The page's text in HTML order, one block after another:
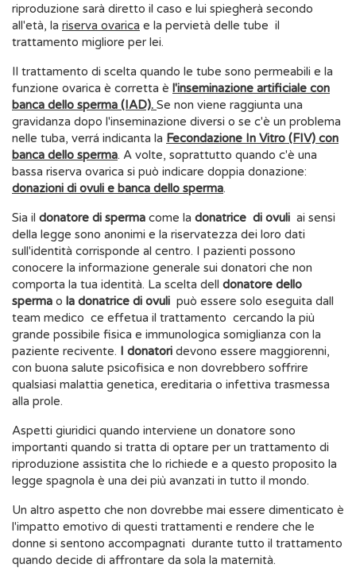
riproduzione sarà diretto il caso e lui spiegherà secondo
all'età, la riserva ovarica
trattamento migliore per lei.
Il trattamento di scelta quando le tube sono permeabili e la
funzione ovarica è corretta è l'inseminazione artificiale con
banca dello sperma (IAD). Se non viene raggiunta una
gravidanza dopo l'inseminazione diversi o se c'è un problema
nelle tuba, verrá indicanta la Fecondazione In Vitro (FIV) con
banca dello sperma. A volte, soprattutto quando c'è una
bassa riserva ovarica si può indicare doppia donazione:
donazioni di ovuli e banca dello sperma.
Sia il donatore di sperma come la donatrice di ovuli ai sensi
della legge sono anonimi e la riservatezza dei loro dati
sull'identità corrisponde al centro. I pazienti possono
conocere la informazione generale sui donatori che non
comporta la tua identità. La scelta dell donatore dello
sperma o la donatrice di ovuli può essere solo eseguita dall
team medico ce effetua il trattamento cercando la più
grande possibile fisica e immunologica somiglianza con la
paziente recivente. I donatori devono essere maggiorenni,
con buona salute psicofisica e non dovrebbero soffrire
qualsiasi malattia genetica, ereditaria o infettiva trasmessa
alla prole.
Aspetti giuridici quando interviene un donatore sono
importanti quando si tratta di optare per un trattamento di
riproduzione assistita che lo richiede e a questo proposito la
legge spagnola è una dei più avanzati in tutto il mondo.
Un altro aspetto che non dovrebbe mai essere dimenticato è
l'impatto emotivo di questi trattamenti e rendere che le
donne si sentono accompagnati durante tutto il trattamento
quando decide di affrontare da sola la maternità.